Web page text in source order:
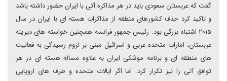
گفت که عربستان سعودی باید در هر مذاکره آتی با ایران حضور داشته باشد
و تاکید کرد حذف کشورهای منطقه از مذاکرات هسته ای با ایران در سال
۲۰۱۵ اشتباه بزرگی بود. رئیس جمهور فرانسه همچنین خواسته های دیرینه
عربستان، امارات متحده عربی و اسرائیل مبنی بر لزوم رسیدگی به فعالیت
های منطقه ای و برنامه موشکی ایران به علاوه مساله هسته ای در هر
توافق آتی را نیز تکرار کرد. اما اگر ایالات متحده و طرف های اروپایی